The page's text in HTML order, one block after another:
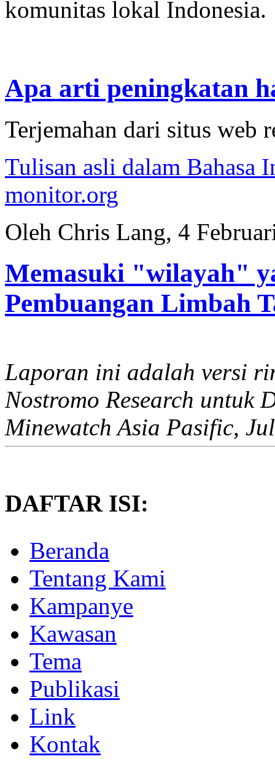
komunitas lokal Indonesia.
Apa arti peningkatan
Terjemahan dari situs web
Tulisan asli dalam Bahasa
monitor.org
Oleh Chris Lang, 4
Memasuki "wilayah"
Pembuangan Limbah
Laporan ini adalah versi
Nostromo Research untuk
Minewatch Asia Pasific,
DAFTAR ISI:
Beranda
Tentang Kami
Kampanye
Kawasan
Tema
Publikasi
Link
Kontak